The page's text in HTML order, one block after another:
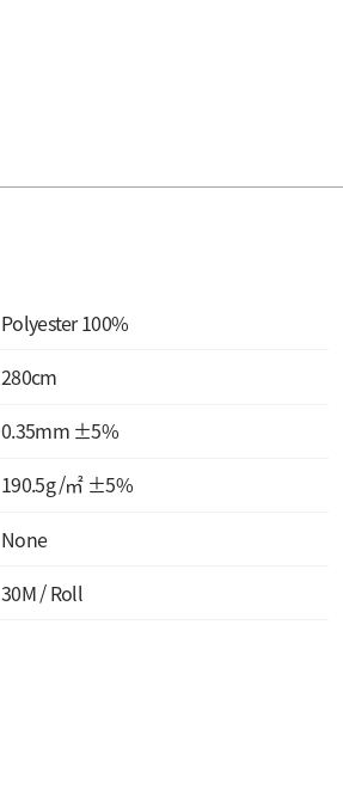
Polyester 100%
280cm
0.35mm ±5%
190.5g /㎡ ±5%
None
30M / Roll